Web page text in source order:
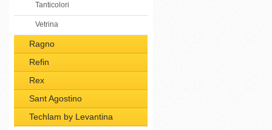
Tanticolori
Vetrina
Ragno
Refin
Rex
Sant Agostino
Techlam by Levantina